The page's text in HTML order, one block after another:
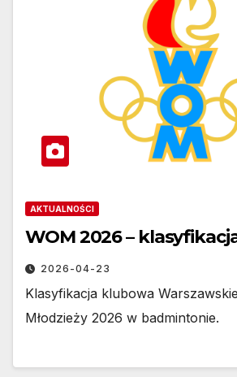
AKTUALNOŚCI
WOM 2026 –
2026-04-23
Klasyfikacja klubowa
Młodzieży 2026 w badmintonie.